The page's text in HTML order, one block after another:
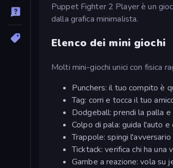
Puppet Fighter 2 Player è un
dalla grafica minimalista.
Elenco dei mini giochi
Molti mini-giochi unici con fisica
Punchers: il tuo compito è
Tag: corri e tocca il tuo
Dodgeball: prendi la palla
Colpo di pala: guida l'auto e
Trappole: spingi
Ticktack: verifica chi ha
Gambe a reazione: vola su